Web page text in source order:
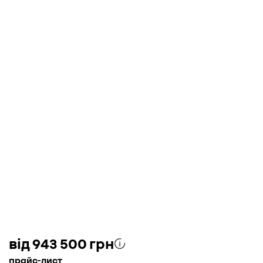
від 943 500 грн
прайс-лист